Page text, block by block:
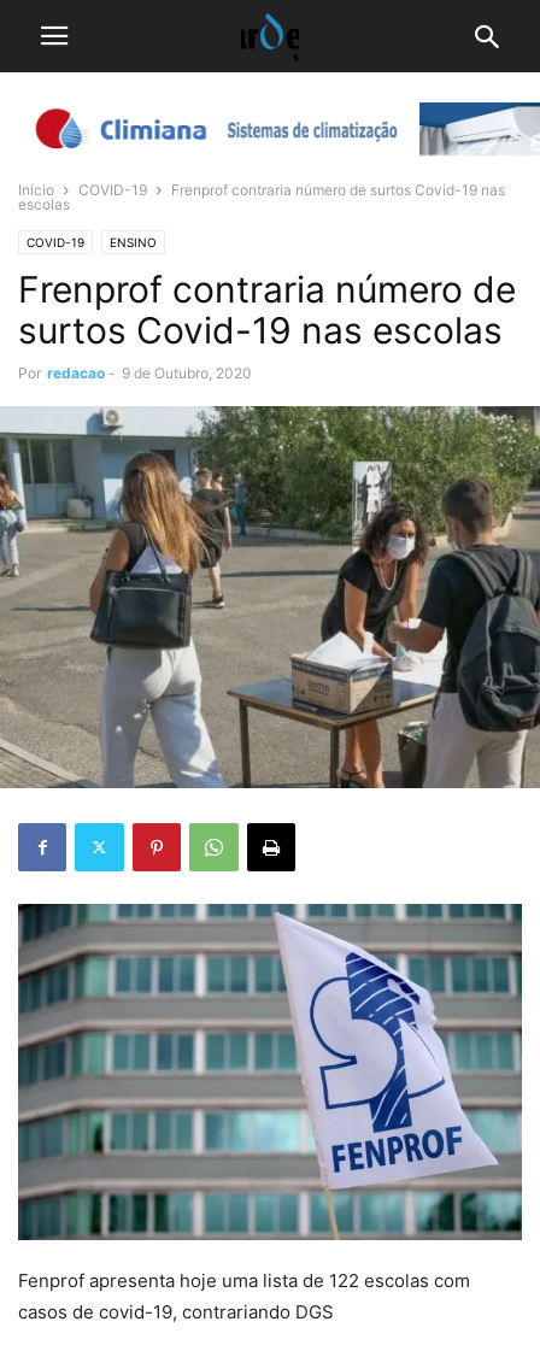
Início COVID-19
Frenprof contraria número de surtos Covid-19 nas
escolas
COVID-19 ENSINO
Frenprof contraria número de
surtos Covid-19 nas escolas
Por redacao - 9 de Outubro, 2020
Fenprof apresenta hoje uma lista de 122 escolas com
casos de covid-19, contrariando DGS